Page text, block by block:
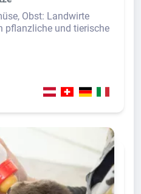
Obst: Landwirte
pflanzliche und tierische